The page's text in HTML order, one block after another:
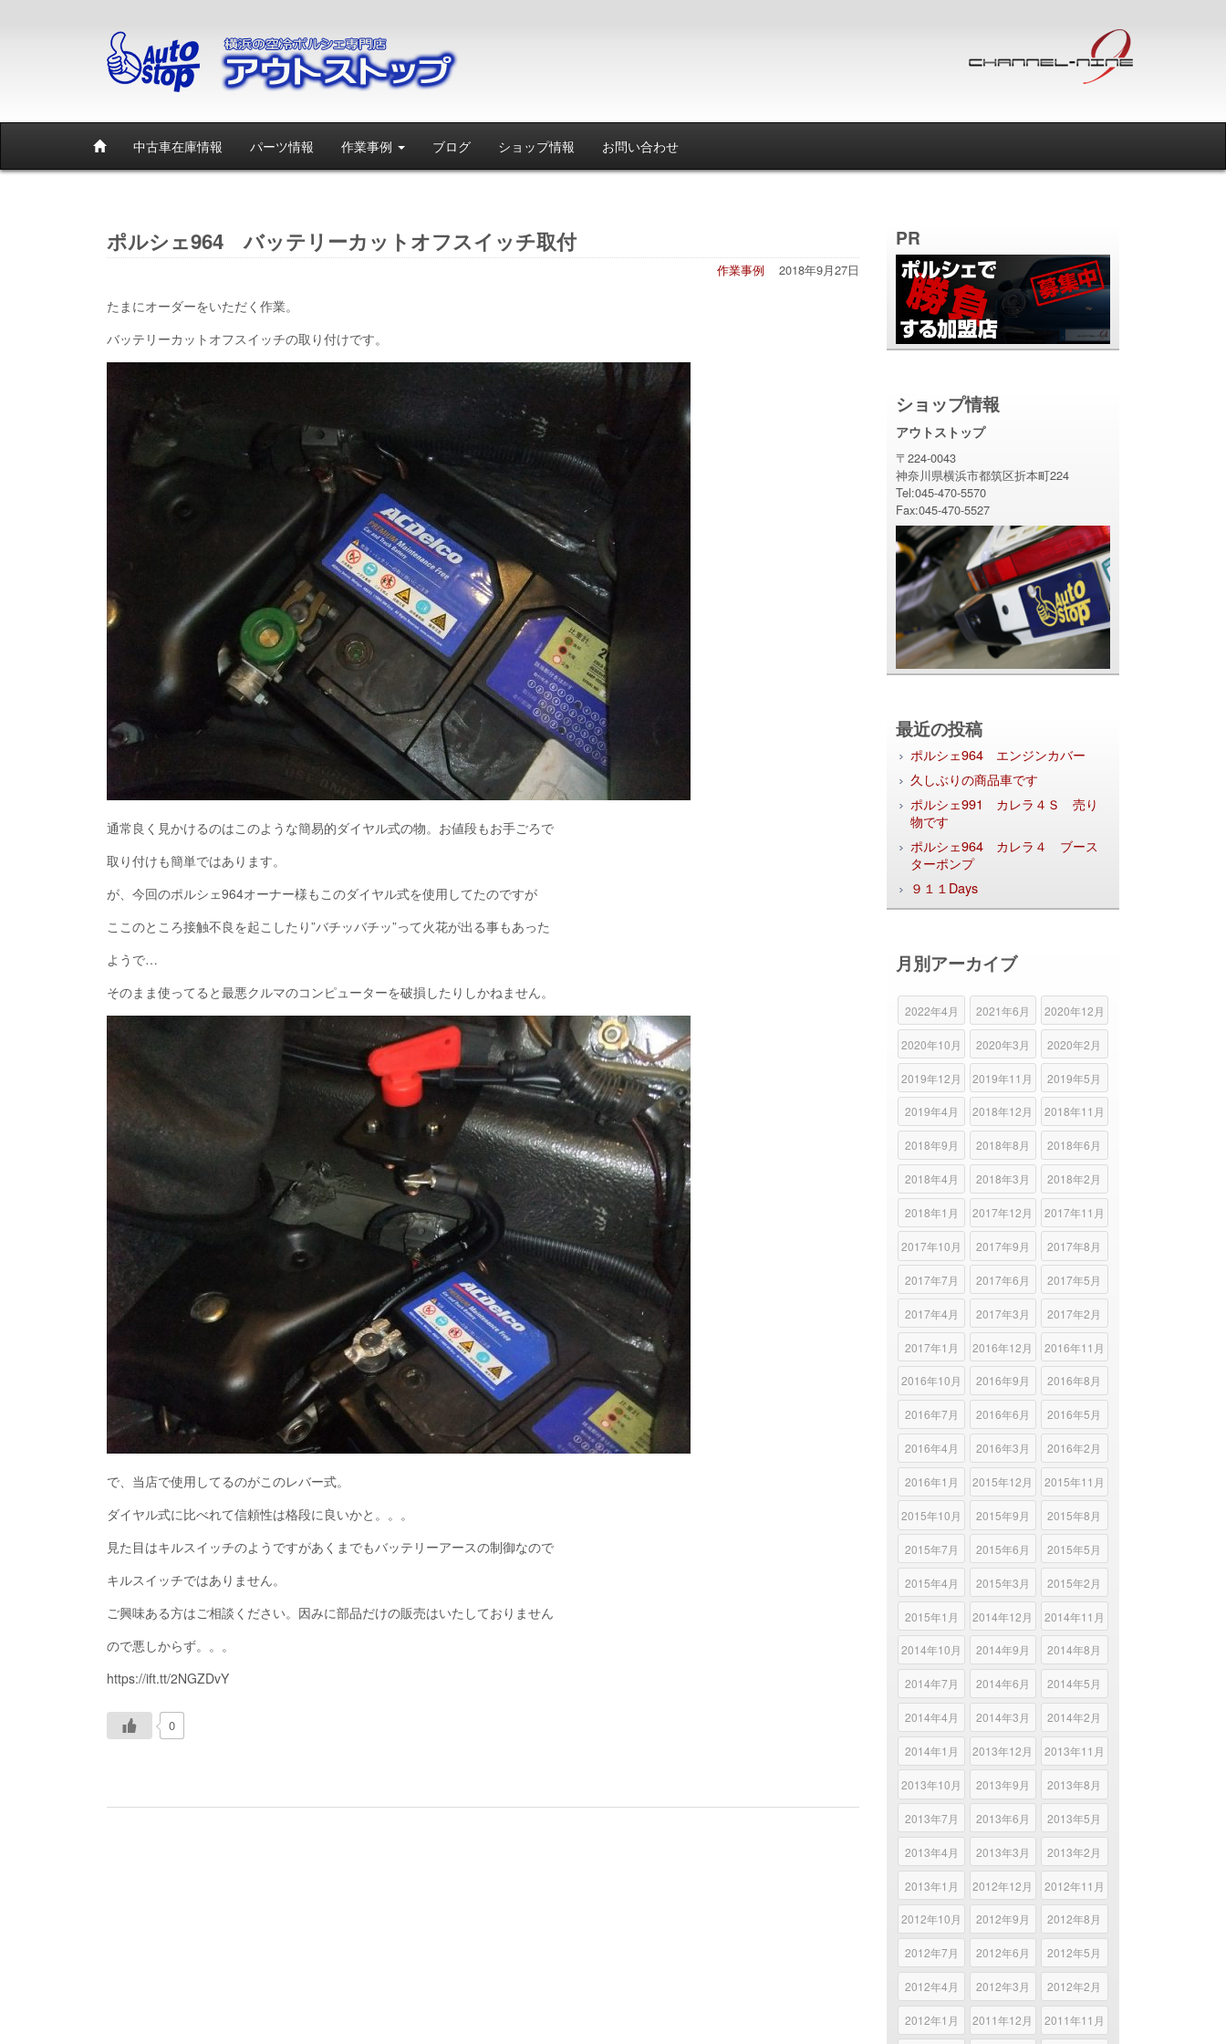
中古車在庫情報 パーツ情報 作業事例 ブログ ショップ情報 お問い合わせ
ポルシェ964 バッテリーカットオフスイッチ取付
2018年9月27日
作業事例
たまにオーダーをいただく作業。
バッテリーカットオフスイッチの取り付けです。
通常良く見かけるのはこのような簡易的ダイヤル式の物。お値段もお手ごろで
取り付けも簡単ではあります。
が、今回のポルシェ964オーナー様もこのダイヤル式を使用してたのですが
ここのところ接触不良を起こしたり”バチッバチッ”って火花が出る事もあった
ようで…
そのまま使ってると最悪クルマのコンピューターを破損したりしかねません。
で、当店で使用してるのがこのレバー式。
ダイヤル式に比べれて信頼性は格段に良いかと。。。
見た目はキルスイッチのようですがあくまでもバッテリーアースの制御なので
キルスイッチではありません。
ご興味ある方はご相談ください。因みに部品だけの販売はいたしておりません
ので悪しからず。。。
https://ift.tt/2NGZDvY
0
PR
ショップ情報
アウトストップ
〒224-0043
神奈川県横浜市都筑区折本町224
Tel:045-470-5570
Fax:045-470-5527
最近の投稿
ポルシェ964 エンジンカバー
久しぶりの商品車です
ポルシェ991 カレラ４Ｓ 売り
物です
ポルシェ964 カレラ４ ブース
ターポンプ
９１１Days
月別アーカイブ
2022年4月 2021年6月 2020年12月
2020年10月 2020年3月 2020年2月
2019年12月 2019年11月 2019年5月
2019年4月 2018年12月 2018年11月
2018年9月 2018年8月 2018年6月
2018年4月 2018年3月 2018年2月
2018年1月 2017年12月 2017年11月
2017年10月 2017年9月 2017年8月
2017年7月 2017年6月 2017年5月
2017年4月 2017年3月 2017年2月
2017年1月 2016年12月 2016年11月
2016年10月 2016年9月 2016年8月
2016年7月 2016年6月 2016年5月
2016年4月 2016年3月 2016年2月
2016年1月 2015年12月 2015年11月
2015年10月 2015年9月 2015年8月
2015年7月 2015年6月 2015年5月
2015年4月 2015年3月 2015年2月
2015年1月 2014年12月 2014年11月
2014年10月 2014年9月 2014年8月
2014年7月 2014年6月 2014年5月
2014年4月 2014年3月 2014年2月
2014年1月 2013年12月 2013年11月
2013年10月 2013年9月 2013年8月
2013年7月 2013年6月 2013年5月
2013年4月 2013年3月 2013年2月
2013年1月 2012年12月 2012年11月
2012年10月 2012年9月 2012年8月
2012年7月 2012年6月 2012年5月
2012年4月 2012年3月 2012年2月
2012年1月 2011年12月 2011年11月